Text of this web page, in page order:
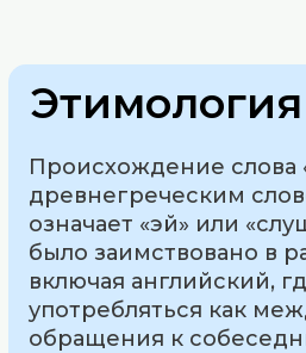
Происхождение слова
древнегреческим
означает «эй» или
было заимствовано в
включая английский,
употребляться как
обращения к